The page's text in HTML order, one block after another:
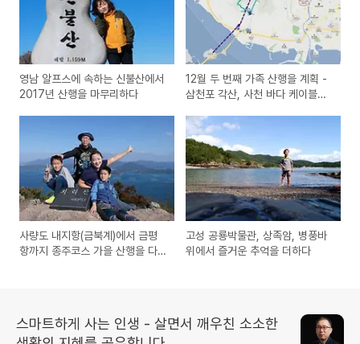
영남 알프스에 속하는 신불산에서
2017년 산행을 마무리하다
12월 두 번째 가족 산행을 계획 -
삼천포 각산, 사천 바다 케이블카
사량도 내지항(금북계)에서 금평
항까지 종주코스 가을 산행을 다
고성 공룡박물관, 상족암, 병풍바
위에서 즐거운 추억을 더하다
스마트하게 사는 인생 - 살면서 깨우친 소소한